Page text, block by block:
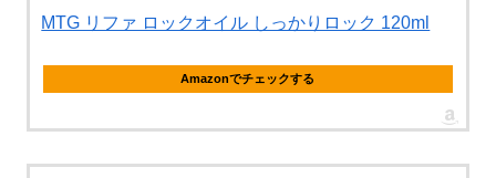
MTG リファ ロックオイル しっかりロック 120ml
Amazonでチェックする